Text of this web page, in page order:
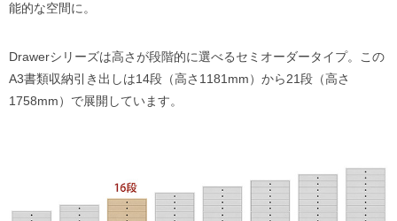
能的な空間に。
Drawerシリーズは高さが段階的に選べるセミオーダータイプ。この
A3書類収納引き出しは14段（高さ1181mm）から21段（高さ
1758mm）で展開しています。